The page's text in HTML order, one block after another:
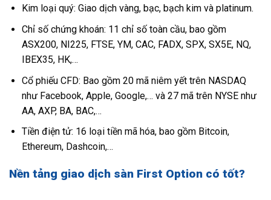
Kim loại quý: Giao dịch vàng, bạc, bạch kim và platinum.
Chỉ số chứng khoán: 11 chỉ số toàn cầu, bao gồm
ASX200, NI225, FTSE, YM, CAC, FADX, SPX, SX5E, NQ,
IBEX35, HK,…
Cổ phiếu CFD: Bao gồm 20 mã niêm yết trên NASDAQ
như Facebook, Apple, Google,… và 27 mã trên NYSE như
AA, AXP, BA, BAC,…
Tiền điện tử: 16 loại tiền mã hóa, bao gồm Bitcoin,
Ethereum, Dashcoin,…
Nền tảng giao dịch sàn First Option có tốt?